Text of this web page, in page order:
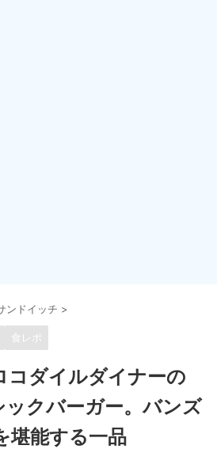
ンドイッチ >
食レポ
コダイルダイナーの
クバーガー。バンズ
堪能する一品